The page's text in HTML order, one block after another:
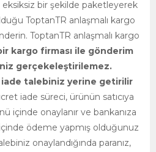
eksiksiz bir şekilde paketleyerek
ToptanTR anlaşmalı kargo
ToptanTR anlaşmalı kargo
kargo firması ile gönderim
gerçekeleştirilemez.
iade talebiniz yerine getirilir
iade süreci, ürünün satıcıya
içinde onaylanır ve bankanıza
ödeme yapmış olduğunuz
onaylandığında paranız,